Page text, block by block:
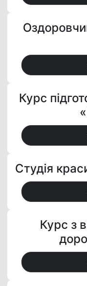
Курс
Студія
Курс з